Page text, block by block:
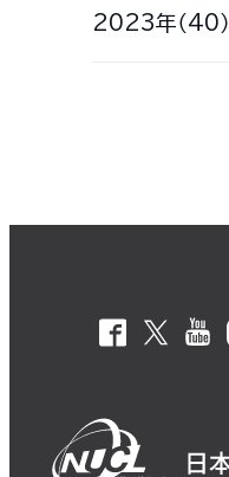
2023年（40）